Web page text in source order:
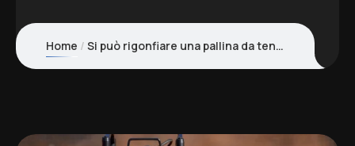
Home Si può rigonfiare una pallina da tennis?